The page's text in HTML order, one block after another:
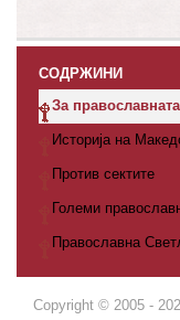
СОДРЖИНИ
За
Историја на
Против сектите
Големи
Православна
Copyright © 2005 -